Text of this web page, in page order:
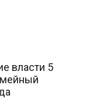
власти 5